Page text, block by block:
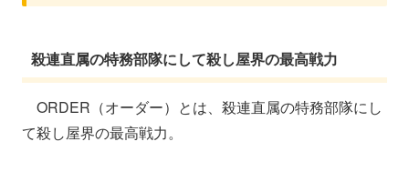
殺連直属の特務部隊にして殺し屋界の最高戦力
ORDER（オーダー）とは、殺連直属の特務部隊にし
て殺し屋界の最高戦力。